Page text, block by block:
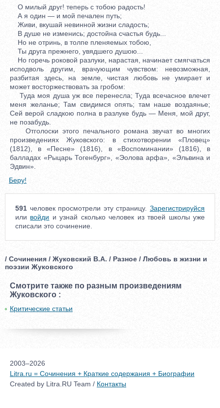
О милый друг! теперь с тобою радость!
А я один — и мой печален путь;
Живи, вкушай невинной жизни сладость;
В душе не изменись; достойна счастья будь...
Но не отринь, в толпе пленяемых тобою,
Ты друга прежнего, увядшего душою...
Но горечь роковой разлуки, нарастая, начинает смягчаться
исподволь другим, врачующим чувством: невозможная,
разбитая здесь, на земле, чистая любовь не умирает и
может восторжествовать за гробом:
Туда моя душа уж все перенесла; Туда всечасное влечет
меня желанье; Там свидимся опять; там наше воздаянье;
Сей верой сладкою полна в разлуке будь — Меня, мой друг,
не позабудь.
Отголоски этого печального романа звучат во многих
произведениях Жуковского: в стихотворении «Пловец»
(1812), в «Песне» (1816), в «Воспоминании» (1816), в
балладах «Рыцарь Тогенбург», «Эолова арфа», «Эльвина и
Эдвин».
Беру!
591 человек просмотрели эту страницу. Зарегистрируйся
или войди и узнай сколько человек из твоей школы уже
списали это сочинение.
/ Сочинения / Жуковский В.А. / Разное / Любовь в жизни и
поэзии Жуковского
Смотрите также по разным произведениям
Жуковского :
Критические статьи
2003–2026
Litra.ru = Сочинения + Краткие содержания + Биографии
Created by Litra.RU Team / Контакты